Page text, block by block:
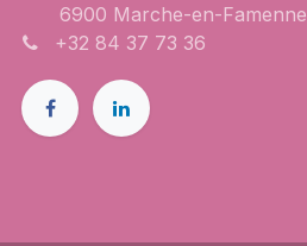
6900 Marche-en-Famenne
+32 84 37 73 36